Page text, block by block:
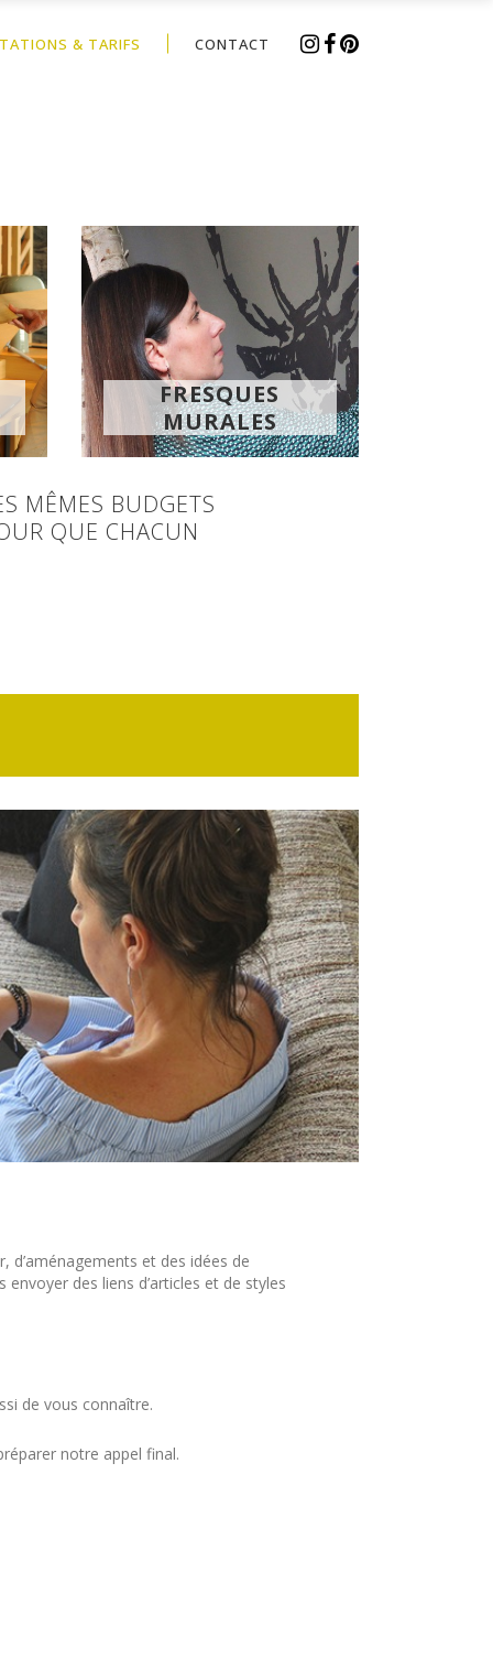
& TARIFS CONTACT
FRESQUES
MURALES
MÊMES BUDGETS
QUE CHACUN
d’aménagements et des idées de
des liens d’articles et de styles
de vous connaître.
notre appel final.